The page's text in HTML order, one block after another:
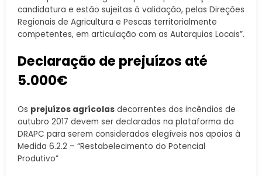
candidatura e estão sujeitas à validação, pelas Direções
Regionais de Agricultura e Pescas territorialmente
competentes, em articulação com as Autarquias Locais”.
Declaração de prejuízos até
5.000€
Os prejuízos agrícolas decorrentes dos incêndios de
outubro 2017 devem ser declarados na plataforma da
DRAPC para serem considerados elegíveis nos apoios à
Medida 6.2.2 – “Restabelecimento do Potencial
Produtivo”